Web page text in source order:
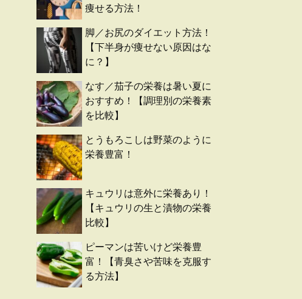
痩せる方法！
脚／お尻のダイエット方法！
【下半身が痩せない原因はな
に？】
なす／茄子の栄養は暑い夏に
おすすめ！【調理別の栄養素
を比較】
とうもろこしは野菜のように
栄養豊富！
キュウリは意外に栄養あり！
【キュウリの生と漬物の栄養
比較】
ピーマンは苦いけど栄養豊
富！【青臭さや苦味を克服す
る方法】